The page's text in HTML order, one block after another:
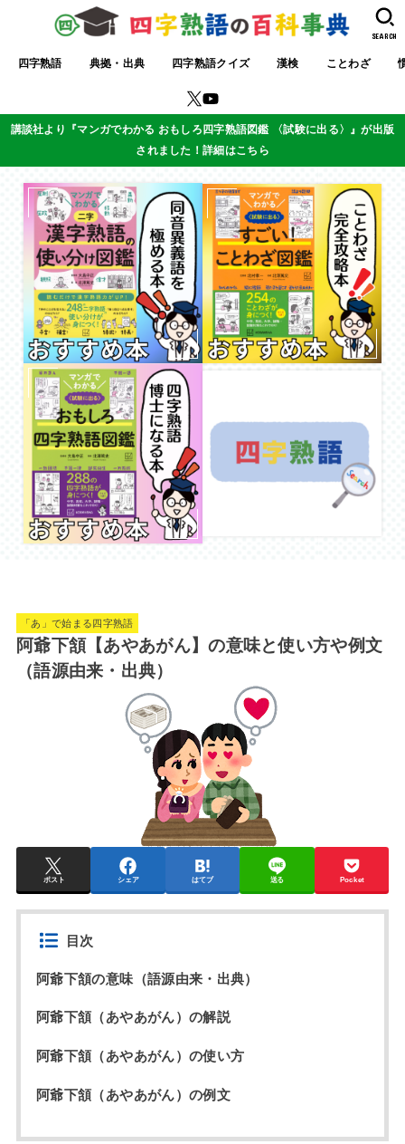
四字熟語 典拠・出典 四字熟語クイズ 漢検 ことわざ
SEARCH
講談社より『マンガでわかる おもしろ四字熟語図鑑 〈試験に出る〉』が出版
されました！詳細はこちら
「あ」で始まる四字熟語
阿爺下頷【あやあがん】の意味と使い方や例文
（語源由来・出典）
ポスト シェア はてブ 送る Pocket
目次
阿爺下頷の意味（語源由来・出典）
阿爺下頷（あやあがん）の解説
阿爺下頷（あやあがん）の使い方
阿爺下頷（あやあがん）の例文